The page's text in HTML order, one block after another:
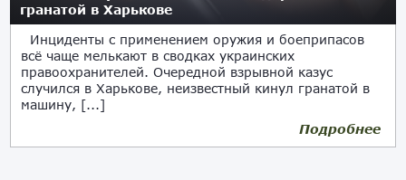
гранатой в Харькове
Инциденты с применением оружия и боеприпасов
всё чаще мелькают в сводках украинских
правоохранителей. Очередной взрывной казус
случился в Харькове, неизвестный кинул гранатой в
машину, [...]
Подробнее